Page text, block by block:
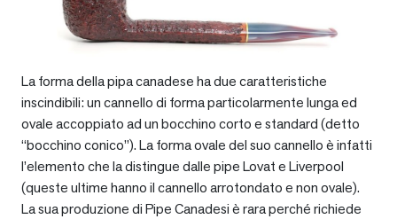
La forma della pipa canadese ha due caratteristiche
inscindibili: un cannello di forma particolarmente lunga ed
ovale accoppiato ad un bocchino corto e standard (detto
“bocchino conico”). La forma ovale del suo cannello è infatti
l’elemento che la distingue dalle pipe Lovat e Liverpool
(queste ultime hanno il cannello arrotondato e non ovale).
La sua produzione di Pipe Canadesi è rara perché richiede